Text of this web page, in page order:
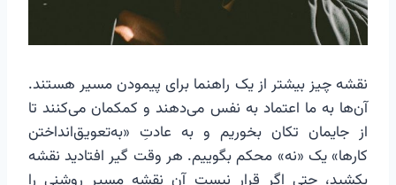
نقشه چیز بیشتر از یک راهنما برای پیمودن مسیر هستند.
آن‌ها به ما اعتماد به نفس می‌دهند و کمکمان می‌کنند تا
از جایمان تکان بخوریم و به عادتِ «به‌تعویق‌انداختن
کارها» یک «نه» محکم بگوییم. هر وقت گیر افتادید نقشه